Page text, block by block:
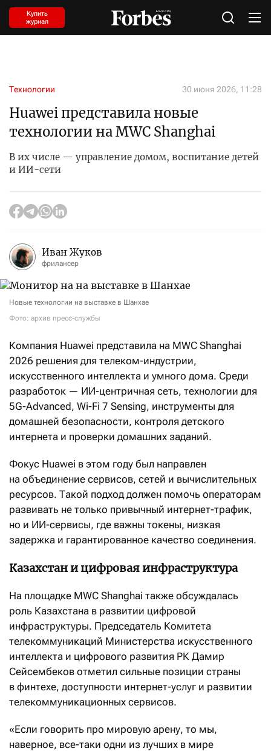
Купить
журнал
Технологии 30 июня 2026, 11:28
Huawei представила новые
технологии на MWC Shanghai
В их числе — управление домом, воспитание детей
и ИИ-сети
Иван Жуков
фрилансер
Новые технологии на выставке в Шанхае
Фото: архив пресс-службы
Компания Huawei представила на MWC Shanghai
2026 решения для телеком-индустрии,
искусственного интеллекта и умного дома. Среди
разработок — ИИ-центричная сеть, технологии для
5G-Advanced, Wi-Fi 7 Sensing, инструменты для
домашней безопасности, контроля детского
интернета и проверки домашних заданий.
Фокус Huawei в этом году был направлен
на объединение сервисов, сетей и вычислительных
ресурсов. Такой подход должен помочь операторам
развивать не только привычный интернет-трафик,
но и ИИ-сервисы, где важны токены, низкая
задержка и гарантированное качество соединения.
Казахстан и цифровая инфраструктура
На площадке MWC Shanghai также обсуждалась
роль Казахстана в развитии цифровой
инфраструктуры. Председатель Комитета
телекоммуникаций Министерства искусственного
интеллекта и цифрового развития РК Дамир
Сейсембеков отметил сильные позиции страны
в финтехе, доступности интернет-услуг и развитии
телекоммуникационных сервисов.
«Если говорить про мировую арену, то мы,
наверное, все-таки одни из лучших в мире